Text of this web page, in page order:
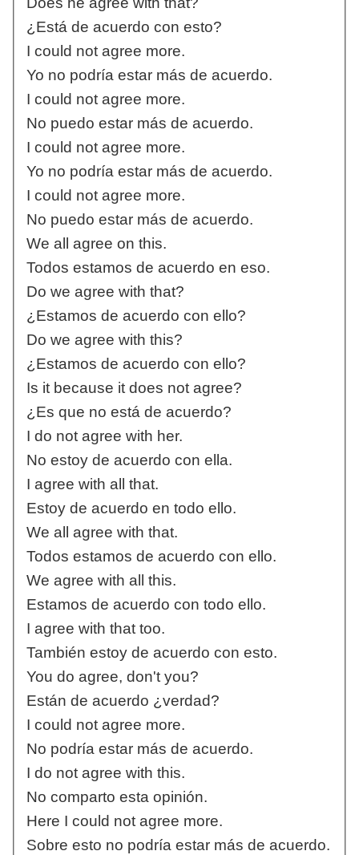
¿Está de acuerdo con esto?
I could not agree more.
Yo no podría estar más de acuerdo.
I could not agree more.
No puedo estar más de acuerdo.
I could not agree more.
Yo no podría estar más de acuerdo.
I could not agree more.
No puedo estar más de acuerdo.
We all agree on this.
Todos estamos de acuerdo en eso.
Do we agree with that?
¿Estamos de acuerdo con ello?
Do we agree with this?
¿Estamos de acuerdo con ello?
Is it because it does not agree?
¿Es que no está de acuerdo?
I do not agree with her.
No estoy de acuerdo con ella.
I agree with all that.
Estoy de acuerdo en todo ello.
We all agree with that.
Todos estamos de acuerdo con ello.
We agree with all this.
Estamos de acuerdo con todo ello.
I agree with that too.
También estoy de acuerdo con esto.
You do agree, don't you?
Están de acuerdo ¿verdad?
I could not agree more.
No podría estar más de acuerdo.
I do not agree with this.
No comparto esta opinión.
Here I could not agree more.
Sobre esto no podría estar más de acuerdo.